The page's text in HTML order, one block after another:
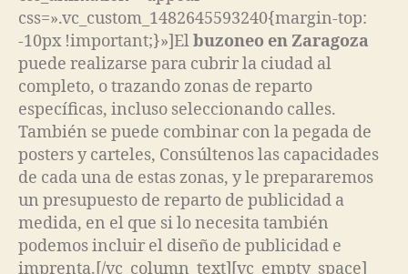
css=».vc_custom_1482645593240{margin-top:
-10px !important;}»]Elbuzoneo en Zaragoza
puede realizarse para cubrir la ciudad al
completo, o trazando zonas de reparto
específicas, incluso seleccionando calles.
También se puede combinar con la pegada de
posters y carteles, Consúltenos las capacidades
de cada una de estas zonas, y le prepararemos
un presupuesto de reparto de publicidad a
medida, en el que si lo necesita también
podemos incluir el diseño de publicidad e
imprenta.[/vc_column_text][vc_empty_space]